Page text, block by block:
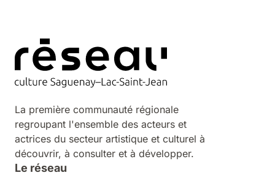
La première communauté régionale
regroupant l'ensemble des acteurs et
actrices du secteur artistique et culturel à
découvrir, à consulter et à développer.
Le réseau